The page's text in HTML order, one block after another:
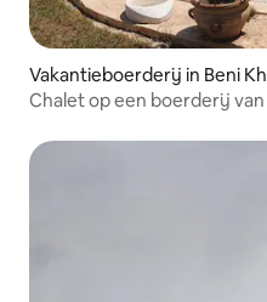
Vakantieboerderij in Beni
Chalet op een boerderij